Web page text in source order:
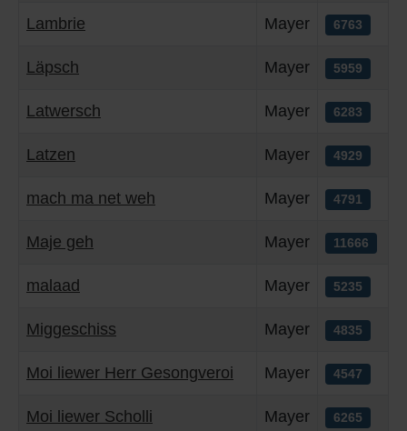
Lambrie Mayer 6763
Läpsch Mayer 5959
Latwersch Mayer 6283
Latzen Mayer 4929
mach ma net weh Mayer 4791
Maje geh Mayer 11666
malaad Mayer 5235
Miggeschiss Mayer 4835
Moi liewer Herr Gesongveroi Mayer 4547
Moi liewer Scholli Mayer 6265